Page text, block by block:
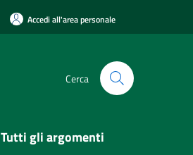
Accedi all'area personale
Cerca
Tutti gli argomenti